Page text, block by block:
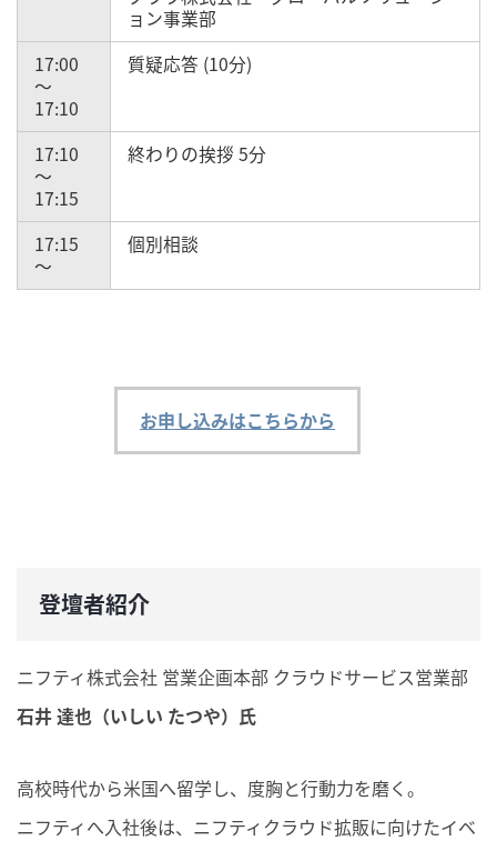
ョン事業部
17:00
～
17:10
質疑応答 (10分)
17:10
～
17:15
終わりの挨拶 5分
17:15
～
個別相談
お申し込みはこちらから
登壇者紹介
ニフティ株式会社 営業企画本部 クラウドサービス営業部
石井 達也（いしい たつや）氏
高校時代から米国へ留学し、度胸と行動力を磨く。
ニフティへ入社後は、ニフティクラウド拡販に向けたイベ